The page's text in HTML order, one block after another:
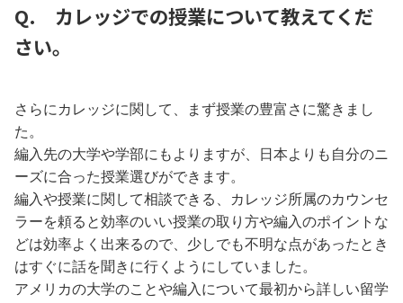
Q. カレッジでの授業について教えてくだ
さい。
さらにカレッジに関して、まず授業の豊富さに驚きまし
た。
編入先の大学や学部にもよりますが、日本よりも自分のニ
ーズに合った授業選びができます。
編入や授業に関して相談できる、カレッジ所属のカウンセ
ラーを頼ると効率のいい授業の取り方や編入のポイントな
どは効率よく出来るので、少しでも不明な点があったとき
はすぐに話を聞きに行くようにしていました。
アメリカの大学のことや編入について最初から詳しい留学